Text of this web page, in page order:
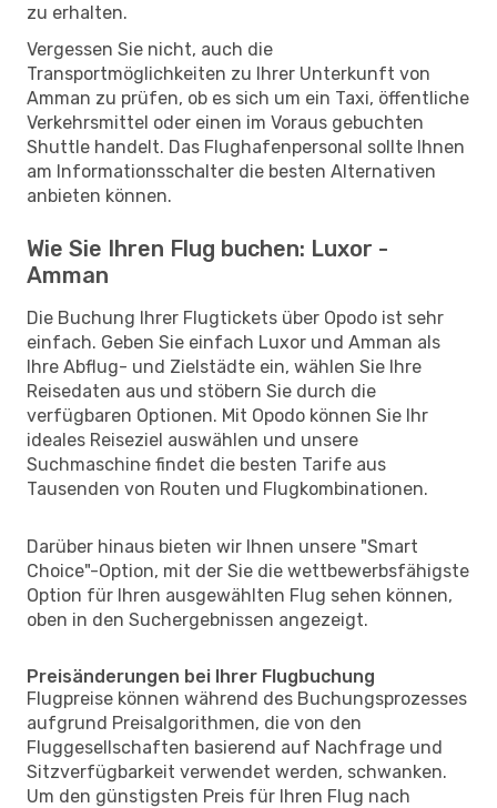
zu erhalten.
Vergessen Sie nicht, auch die
Transportmöglichkeiten zu Ihrer Unterkunft von
Amman zu prüfen, ob es sich um ein Taxi, öffentliche
Verkehrsmittel oder einen im Voraus gebuchten
Shuttle handelt. Das Flughafenpersonal sollte Ihnen
am Informationsschalter die besten Alternativen
anbieten können.
Wie Sie Ihren Flug buchen: Luxor -
Amman
Die Buchung Ihrer Flugtickets über Opodo ist sehr
einfach. Geben Sie einfach Luxor und Amman als
Ihre Abflug- und Zielstädte ein, wählen Sie Ihre
Reisedaten aus und stöbern Sie durch die
verfügbaren Optionen. Mit Opodo können Sie Ihr
ideales Reiseziel auswählen und unsere
Suchmaschine findet die besten Tarife aus
Tausenden von Routen und Flugkombinationen.
Darüber hinaus bieten wir Ihnen unsere "Smart
Choice"-Option, mit der Sie die wettbewerbsfähigste
Option für Ihren ausgewählten Flug sehen können,
oben in den Suchergebnissen angezeigt.
Preisänderungen bei Ihrer Flugbuchung
Flugpreise können während des Buchungsprozesses
aufgrund Preisalgorithmen, die von den
Fluggesellschaften basierend auf Nachfrage und
Sitzverfügbarkeit verwendet werden, schwanken.
Um den günstigsten Preis für Ihren Flug nach